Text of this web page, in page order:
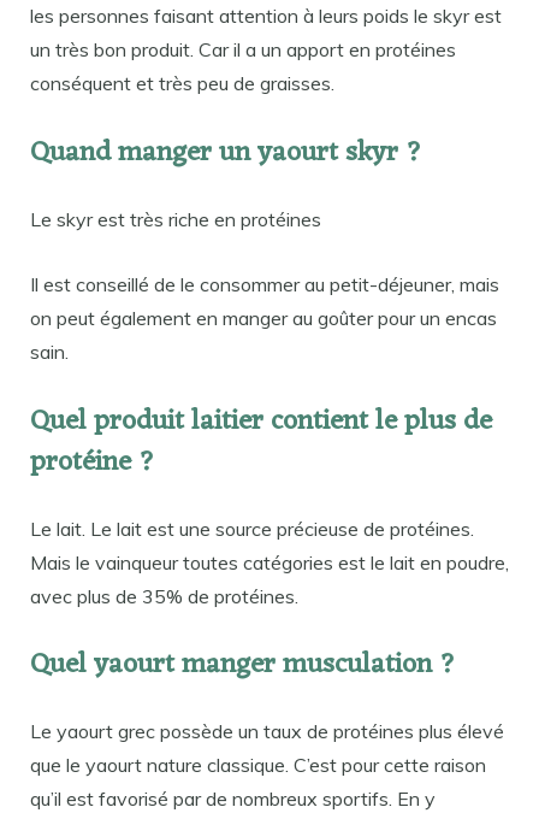
les personnes faisant attention à leurs poids le skyr est
un très bon produit. Car il a un apport en protéines
conséquent et très peu de graisses.
Quand manger un yaourt skyr ?
Le skyr est très riche en protéines
Il est conseillé de le consommer au petit-déjeuner, mais
on peut également en manger au goûter pour un encas
sain.
Quel produit laitier contient le plus de
protéine ?
Le lait. Le lait est une source précieuse de protéines.
Mais le vainqueur toutes catégories est le lait en poudre,
avec plus de 35% de protéines.
Quel yaourt manger musculation ?
Le yaourt grec possède un taux de protéines plus élevé
que le yaourt nature classique. C’est pour cette raison
qu’il est favorisé par de nombreux sportifs. En y